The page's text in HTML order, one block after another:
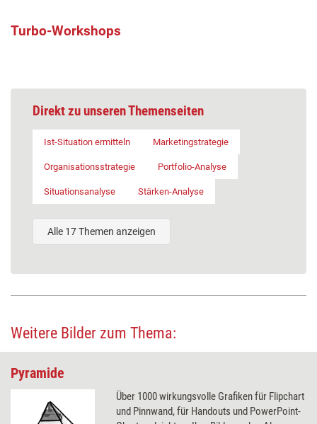
Turbo-Workshops
Direkt zu unseren Themenseiten
Ist-Situation ermitteln Marketingstrategie
Organisationsstrategie Portfolio-Analyse
Situationsanalyse Stärken-Analyse
Alle 17 Themen anzeigen
Weitere Bilder zum Thema:
Pyramide
Über 1000 wirkungsvolle Grafiken für Flipchart
und Pinnwand, für Handouts und PowerPoint-